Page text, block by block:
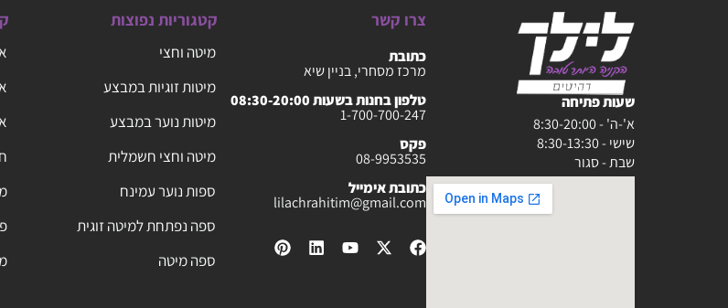
שעות פתיחה
א'-ה' - 8:30-20:00
שישי - 8:30-13:30
שבת - סגור
צרו קשר
כתובת
מרכז מסחרי, בניין שיא
טלפון בחנות בשעות 08:30-20:00
1-700-700-247
פקס
08-9953535
כתובת אימייל
lilachrahitim@gmail.com
קטגוריות נפוצות
מיטה וחצי
מיטות זוגיות במבצע
מיטות נוער במבצע
מיטה וחצי חשמלית
ספות נוער עמינח
ספה נפתחת למיטה זוגית
ספה מיטה